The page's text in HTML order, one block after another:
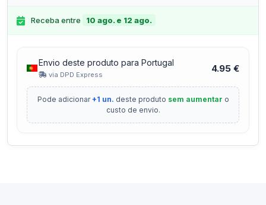
Receba entre 10 ago. e 12 ago.
Envio deste produto para Portugal
via DPD Express
4.95 €
Pode adicionar+1 un. deste produto sem aumentar o
custo de envio.